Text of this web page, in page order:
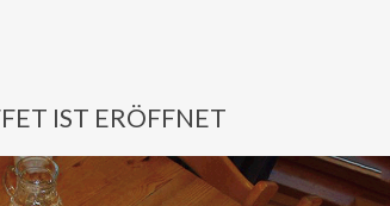
IST ERÖFFNET